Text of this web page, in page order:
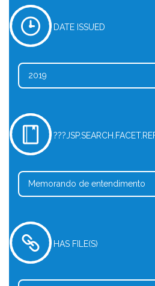
DATE ISSUED
2019
Memorando de entendimento
HAS FILE(S)